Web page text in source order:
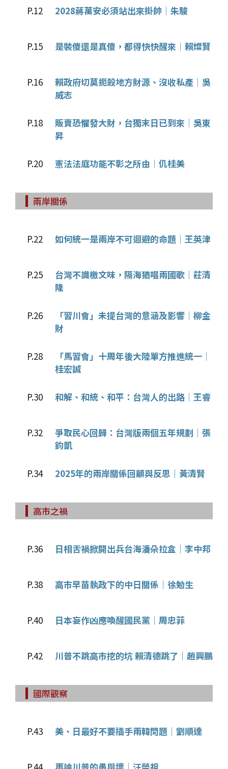
P.12 2028蔣萬安必須站出來掛帥│朱駿
P.15 是裝傻還是真傻，都得快快醒來│賴燦賢
P.16
賴政府切莫扼殺地方財源、沒收私產│吳
威志
P.18
販賣恐懼發大財，台獨末日已到來│吳東
昇
P.20 憲法法庭功能不彰之所由│仉桂美
兩岸關係
P.22 如何統一是兩岸不可迴避的命題│王英津
P.25
台灣不識檄文味，隔海猶唱兩國歌│莊清
隆
P.26
「習川會」未提台灣的意涵及影響│柳金
財
P.28
「馬習會」十周年後大陸單方推進統一│
桂宏誠
P.30 和解、和統、和平：台灣人的出路│王睿
P.32
爭取民心回歸：台灣版兩個五年規劃│張
鈞凱
P.34 2025年的兩岸關係回顧與反思│黃清賢
高市之禍
P.36 日相舌禍掀開出兵台海潘朵拉盒│李中邦
P.38 高市早苗執政下的中日關係│徐勉生
P.40 日本妄作凶應喚醒國民黨│周忠菲
P.42 川普不跳高市挖的坑 賴清德跳了│趙興鵬
國際觀察
P.43 美、日最好不要插手兩韓問題│劉順達